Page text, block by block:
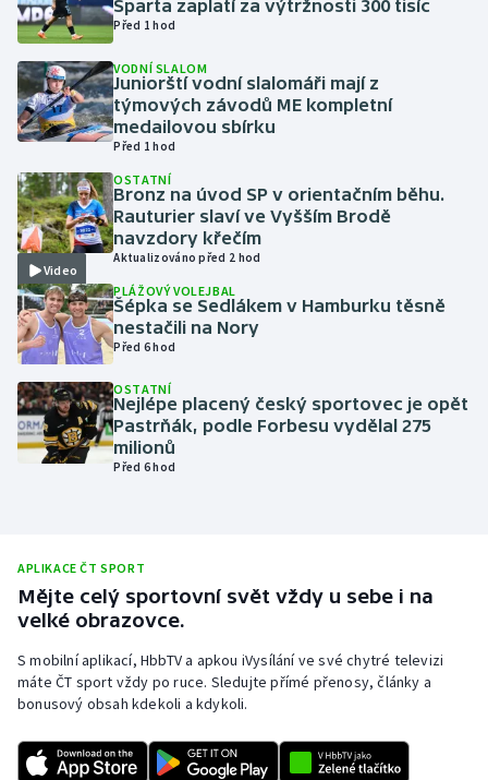
Judo
Krasobruslení
Lezení
Lyže a snowboard
Moderní pětiboj
Motorsport
Olympijské hry
Parasport
Plavání
Ragby
Rychlobruslení
Rychlostní kanoistika
Short track
Sportovní střelba
Sparta zaplatí za výtržnosti 300 tisíc
Před 1 hod
VODNÍ SLALOM
Juniorští vodní slalomáři mají z
týmových závodů ME kompletní
medailovou sbírku
Před 1 hod
Video
OSTATNÍ
Bronz na úvod SP v orientačním běhu.
Rauturier slaví ve Vyšším Brodě
navzdory křečím
Aktualizováno před 2 hod
PLÁŽOVÝ VOLEJBAL
Šépka se Sedlákem v Hamburku těsně
nestačili na Nory
Před 6 hod
OSTATNÍ
Nejlépe placený český sportovec je opět
Pastrňák, podle Forbesu vydělal 275
milionů
Před 6 hod
APLIKACE ČT SPORT
Mějte celý sportovní svět vždy u sebe i na
velké obrazovce.
S mobilní aplikací, HbbTV a apkou iVysílání ve své chytré televizi
máte ČT sport vždy po ruce. Sledujte přímé přenosy, články a
bonusový obsah kdekoli a kdykoli.